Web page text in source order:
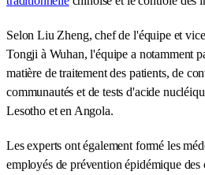
Selon Liu Zheng, chef de l'équipe et
Tongji à Wuhan, l'équipe a notamment
matière de traitement des patients, de
communautés et de tests d'acide
Lesotho et en Angola.
Les experts ont également formé les
employés de prévention épidémique des